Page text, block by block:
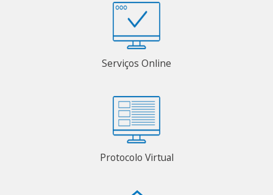
Serviços Online
Protocolo Virtual